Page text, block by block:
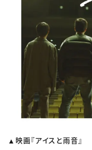
▲映画『アイスと雨音』